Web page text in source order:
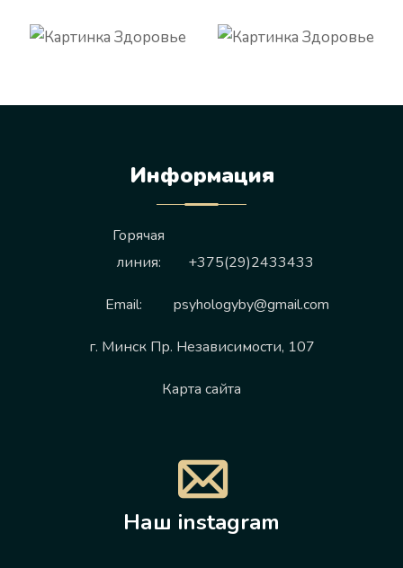
Информация
Горячая
линия:
+375(29)2433433
Email: psyhologyby@gmail.com
г. Минск Пр. Независимости, 107
Карта сайта
Наш instagram